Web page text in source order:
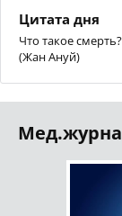
Цитата дня
Что такое
(Жан Ануй)